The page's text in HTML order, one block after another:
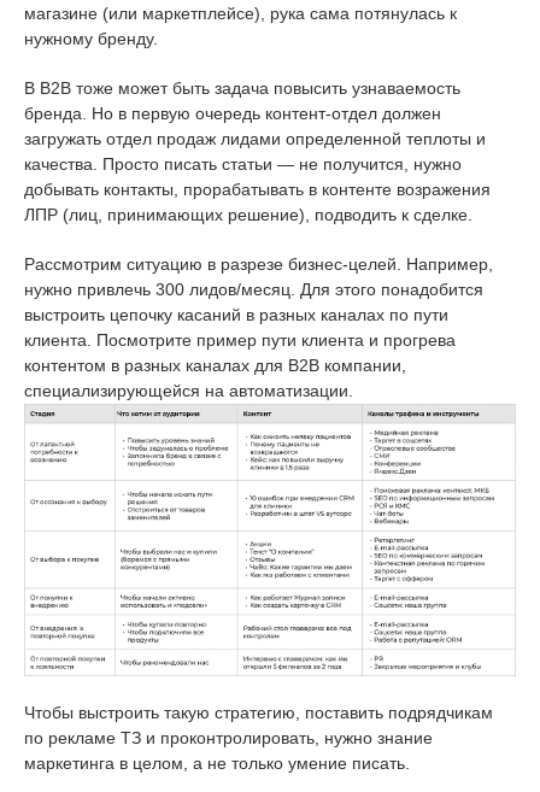
магазине (или маркетплейсе), рука сама потянулась к
нужному бренду.
В В2В тоже может быть задача повысить узнаваемость
бренда. Но в первую очередь контент-отдел должен
загружать отдел продаж лидами определенной теплоты и
качества. Просто писать статьи — не получится, нужно
добывать контакты, прорабатывать в контенте возражения
ЛПР (лиц, принимающих решение), подводить к сделке.
Рассмотрим ситуацию в разрезе бизнес-целей. Например,
нужно привлечь 300 лидов/месяц. Для этого понадобится
выстроить цепочку касаний в разных каналах по пути
клиента. Посмотрите пример пути клиента и прогрева
контентом в разных каналах для В2В компании,
специализирующейся на автоматизации.
Чтобы выстроить такую стратегию, поставить подрядчикам
по рекламе ТЗ и проконтролировать, нужно знание
маркетинга в целом, а не только умение писать.